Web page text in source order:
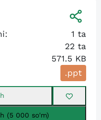
1 ta
22 ta
571.5 KB
.ppt
(5 000 so'm)